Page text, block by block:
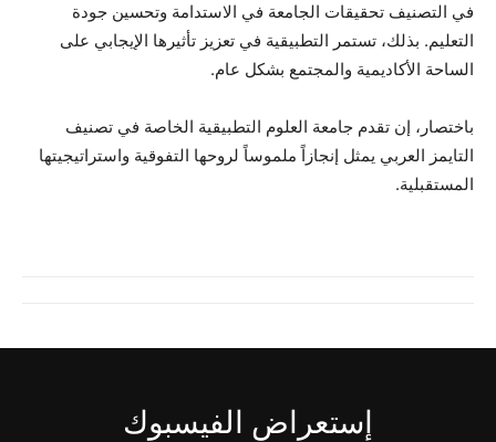
في التصنيف تحقيقات الجامعة في الاستدامة وتحسين جودة
التعليم. بذلك، تستمر التطبيقية في تعزيز تأثيرها الإيجابي على
الساحة الأكاديمية والمجتمع بشكل عام.
باختصار، إن تقدم جامعة العلوم التطبيقية الخاصة في تصنيف
التايمز العربي يمثل إنجازاً ملموساً لروحها التفوقية واستراتيجيتها
المستقبلية.
إستعراض الفيسبوك